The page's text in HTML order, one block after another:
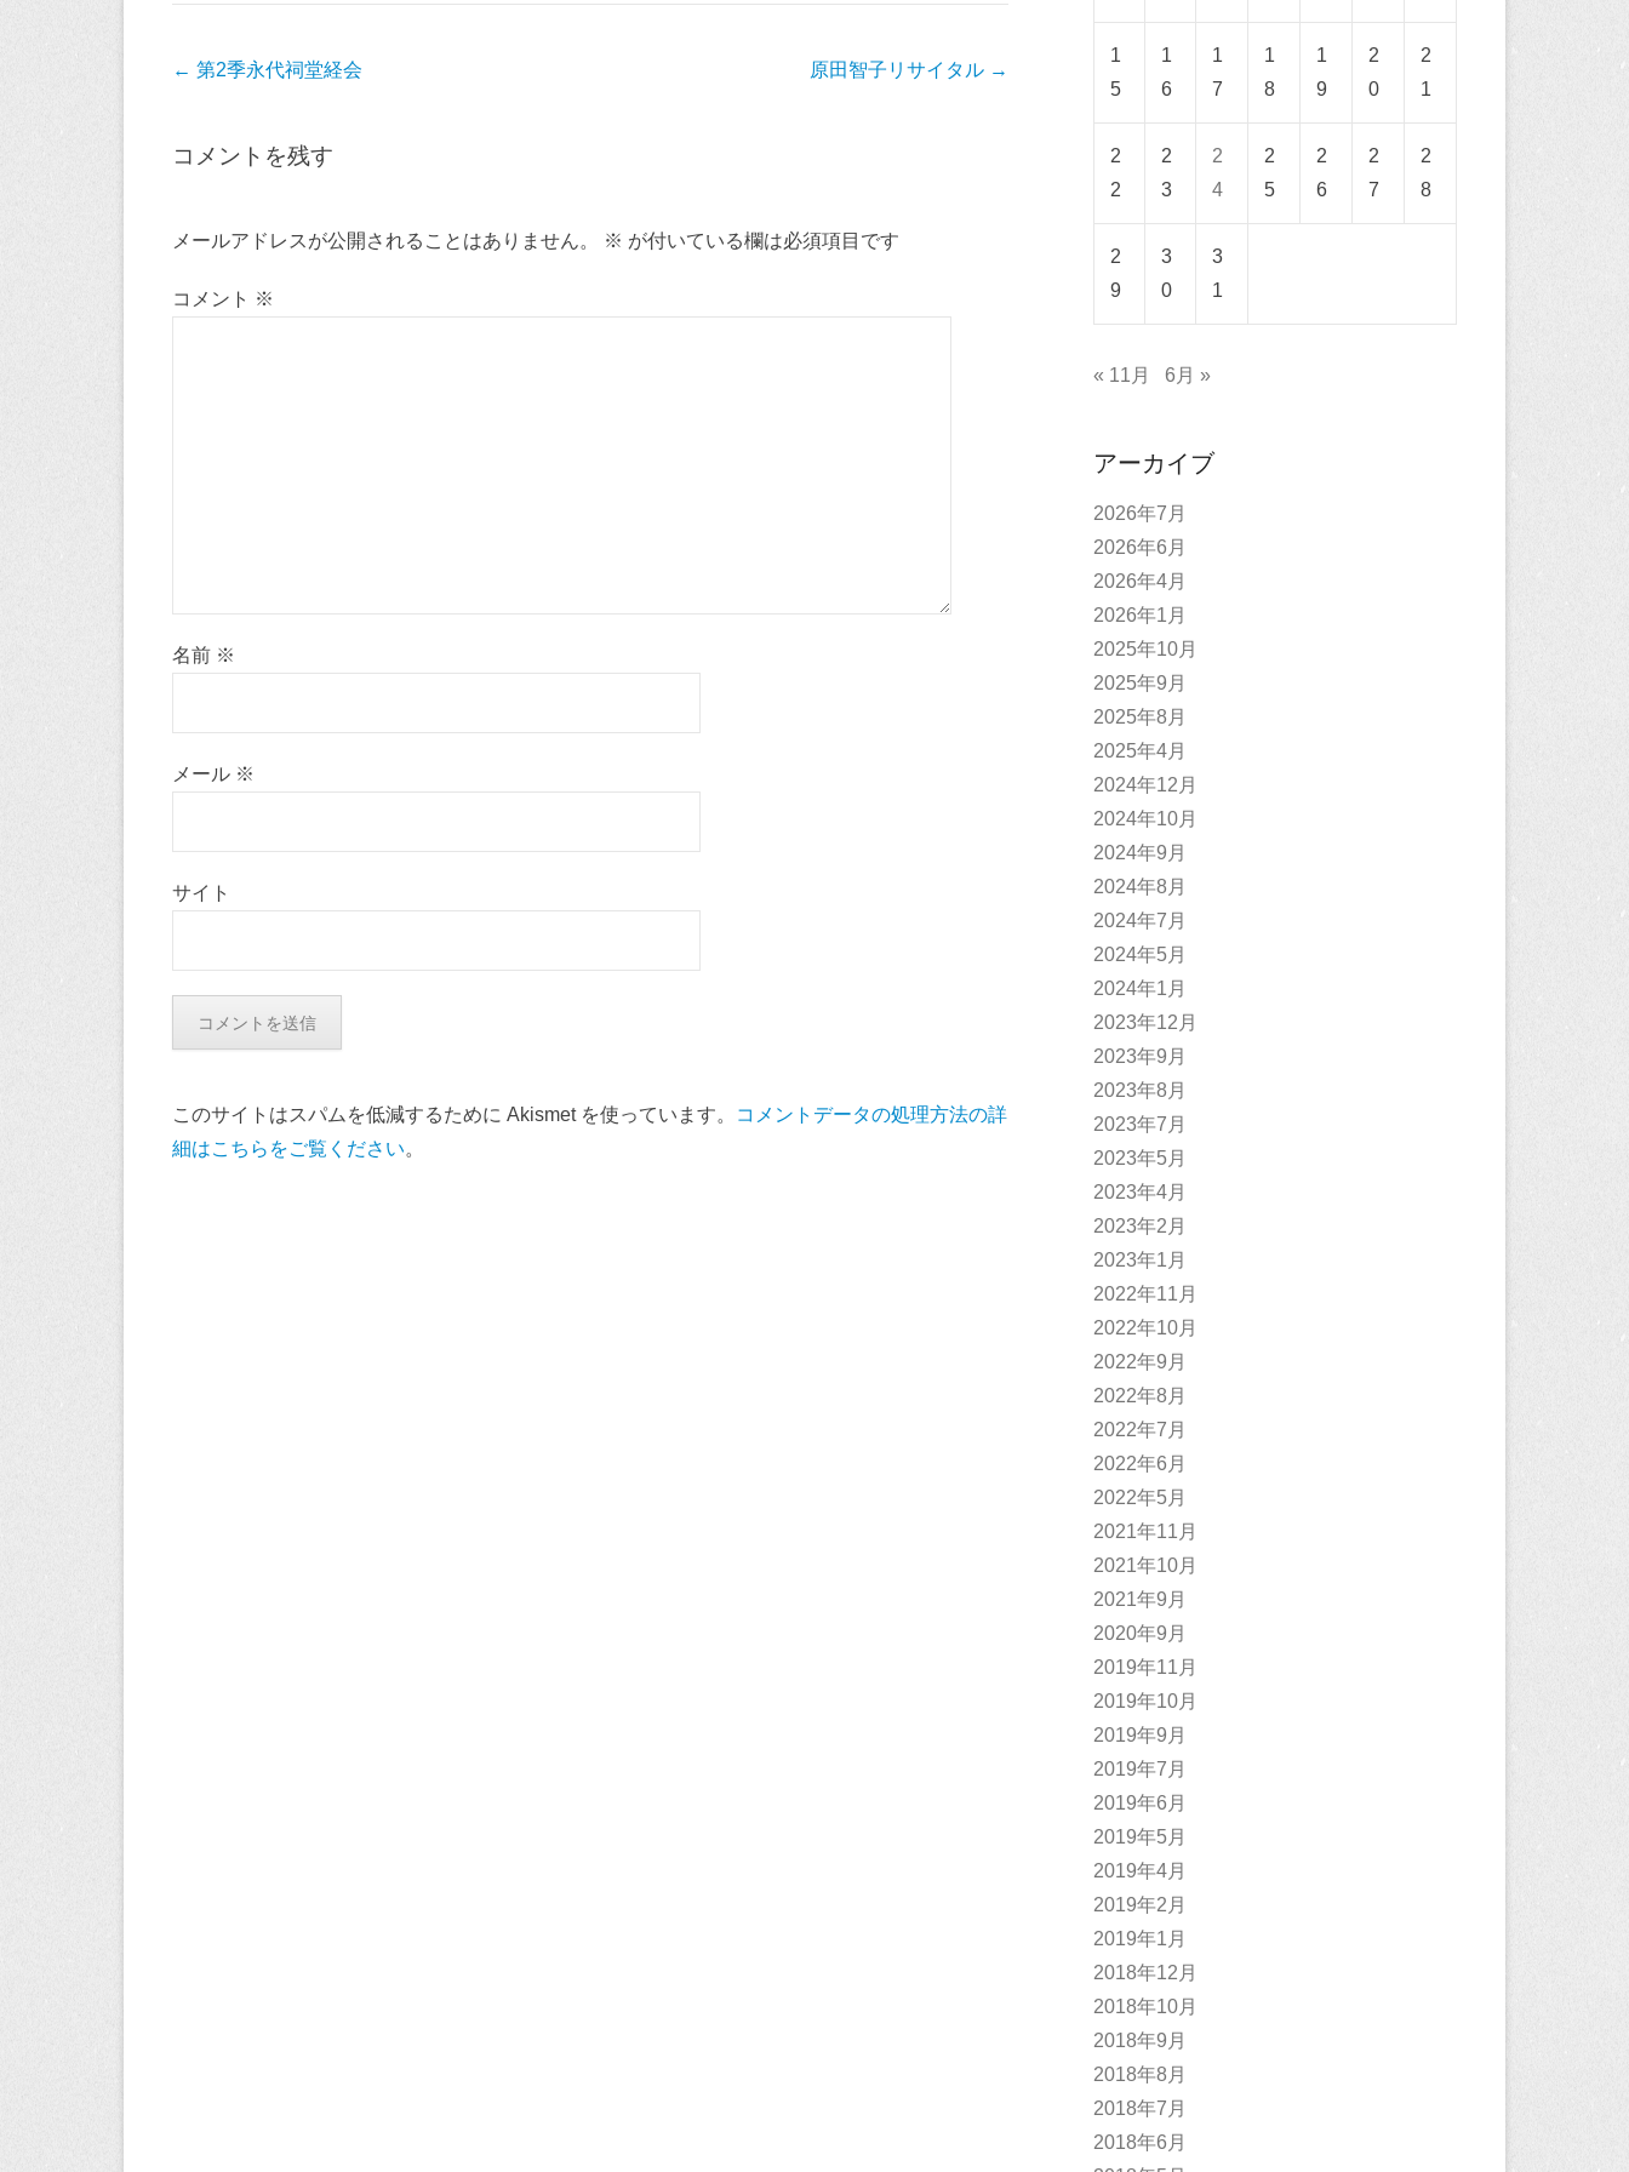
投
ビ
ー
ョ
← 第2季永代祠堂経会 原田智子リサイタル →
コメントを残す
メールアドレスが公開されることはありません。 ※ が付いている欄は必須項目です
コメント ※
名前 ※
メール ※
サイト
このサイトはスパムを低減するために Akismet を使っています。
コメントデータの処理方法の詳
細はこちらをご覧ください。
1
5
1
6
1
7
1
8
1
9
2
0
2
1
2
2
2
3
2
4
2
5
2
6
2
7
2
8
2
9
3
0
3
1
« 11月 6月 »
アーカイブ
2026年7月
2026年6月
2026年4月
2026年1月
2025年10月
2025年9月
2025年8月
2025年4月
2024年12月
2024年10月
2024年9月
2024年8月
2024年7月
2024年5月
2024年1月
2023年12月
2023年9月
2023年8月
2023年7月
2023年5月
2023年4月
2023年2月
2023年1月
2022年11月
2022年10月
2022年9月
2022年8月
2022年7月
2022年6月
2022年5月
2021年11月
2021年10月
2021年9月
2020年9月
2019年11月
2019年10月
2019年9月
2019年7月
2019年6月
2019年5月
2019年4月
2019年2月
2019年1月
2018年12月
2018年10月
2018年9月
2018年8月
2018年7月
2018年6月